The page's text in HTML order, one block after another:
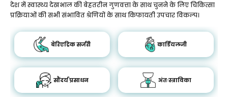
देश में स्वास्थ्य देखभाल की बेहतरीन गुणवत्ता के साथ चुनने के लिए चिकित्सा
प्रक्रियाओं की सभी संभावित श्रेणियों के साथ किफायती उपचार विकल्प।
बेरिएट्रिक सर्जरी कार्डियलजी
सौंदर्य प्रसाधन अंतःस्त्राविका